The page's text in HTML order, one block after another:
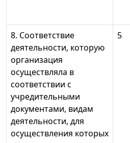
8. Соответствие
деятельности, которую
организация
осуществляла в
соответствии с
учредительными
документами, видам
деятельности, для
осуществления которых
5